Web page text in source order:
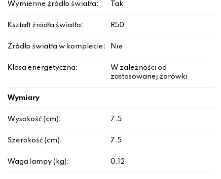
Wymienne źródło światła: Tak
Kształt źródła światła: R50
Źródło światła w komplecie: Nie
Klasa energetyczna:
W zależności od
zastosowanej żarówki
Wymiary
Wysokość (cm): 7.5
Szerokość (cm): 7.5
Waga lampy (kg): 0.12